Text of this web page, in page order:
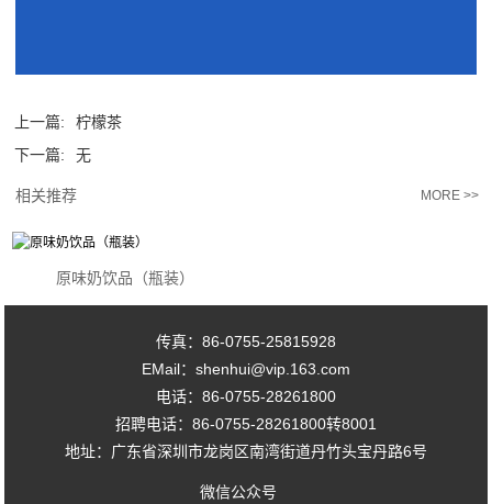
上一篇:
柠檬茶
下一篇:
无
相关推荐 MORE >>
原味奶饮品（瓶装）
传真：86-0755-25815928
EMail：shenhui@vip.163.com
电话：86-0755-28261800
招聘电话：86-0755-28261800转8001
地址：广东省深圳市龙岗区南湾街道丹竹头宝丹路6号
微信公众号